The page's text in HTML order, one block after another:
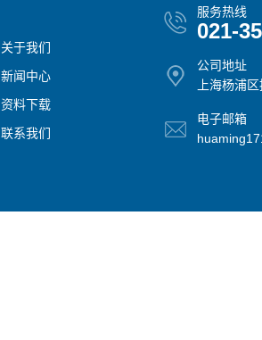
关于我们
新闻中心
资料下载
联系我们
服务热线
021-
公司地址
上海杨浦
电子邮箱